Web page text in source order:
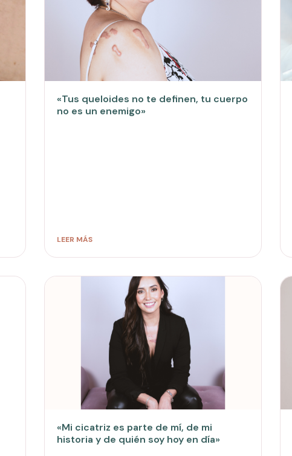
«Tus queloides no te definen, tu cuerpo
no es un enemigo»
LEER MÁS
«Mi cicatriz es parte de mí, de mi
historia y de quién soy hoy en día»